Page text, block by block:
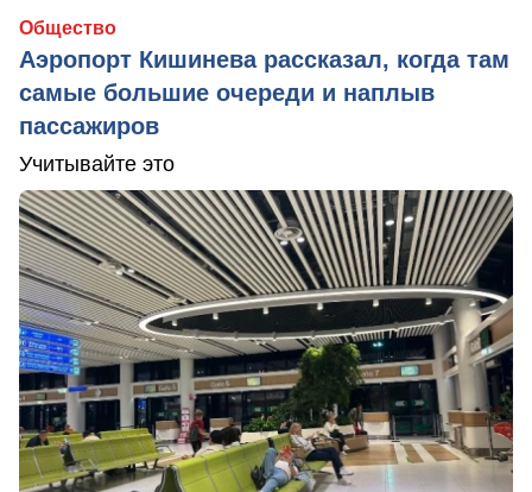
Общество
Аэропорт Кишинева рассказал, когда там
самые большие очереди и наплыв
пассажиров
Учитывайте это